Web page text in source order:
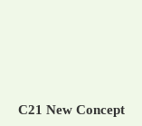
C21 New Concept